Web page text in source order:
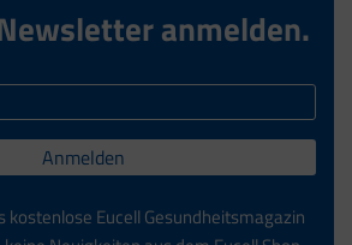
anmelden.
Anmelden
kostenlose Eucell Gesundheitsmagazin